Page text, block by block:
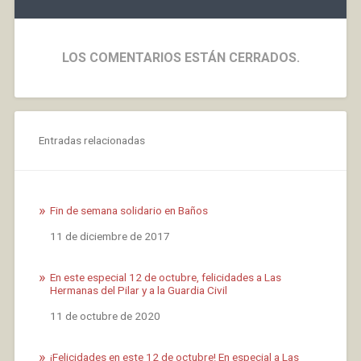
LOS COMENTARIOS ESTÁN CERRADOS.
Entradas relacionadas
Fin de semana solidario en Baños
Fecha
11 de diciembre de 2017
En este especial 12 de octubre, felicidades a Las
Hermanas del Pilar y a la Guardia Civil
Fecha
11 de octubre de 2020
¡Felicidades en este 12 de octubre! En especial a Las